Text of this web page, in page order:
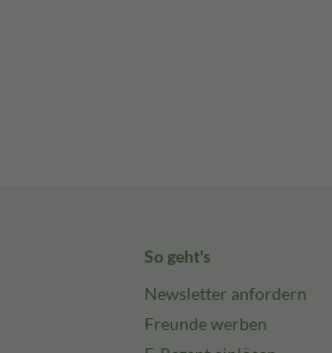
So geht's
Newsletter anfordern
Freunde werben